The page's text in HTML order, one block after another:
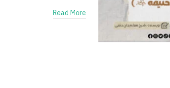
Read More